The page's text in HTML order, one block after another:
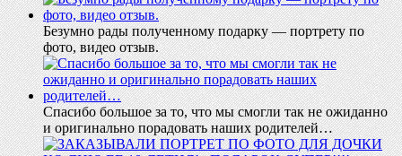
Безумно рады полученному подарку — портрету по
фото, видео отзыв.
Спасибо большое за то, что мы смогли так не ожиданно
и оригинально порадовать наших родителей…